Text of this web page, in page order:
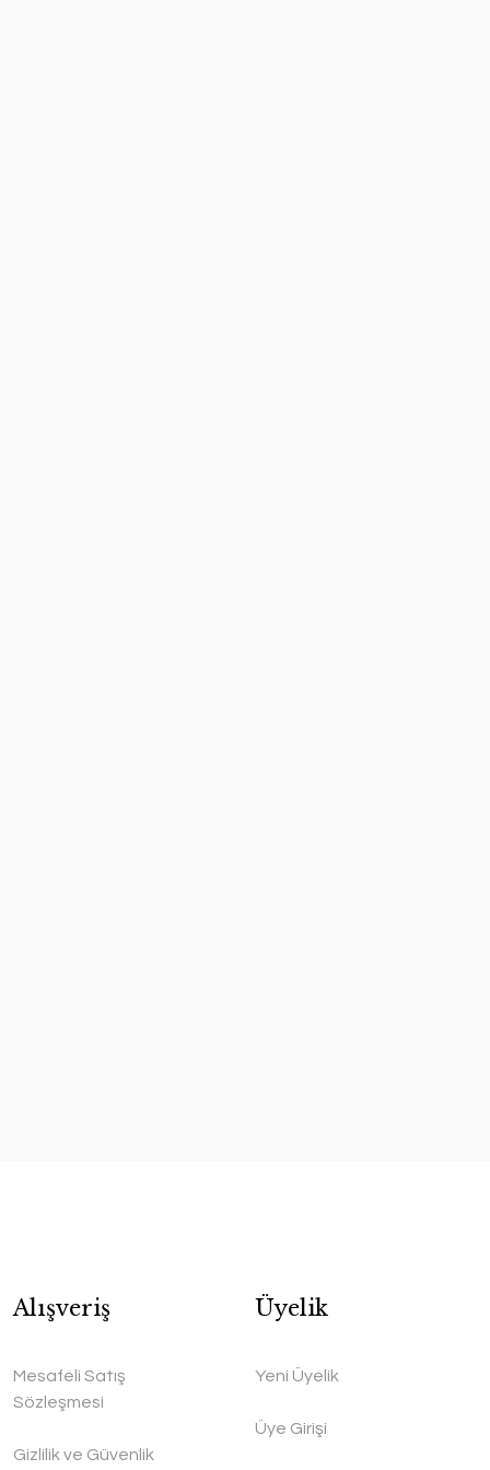
Alışveriş
Mesafeli Satış
Sözleşmesi
Gizlilik ve Güvenlik
Üyelik
Yeni Üyelik
Üye Girişi